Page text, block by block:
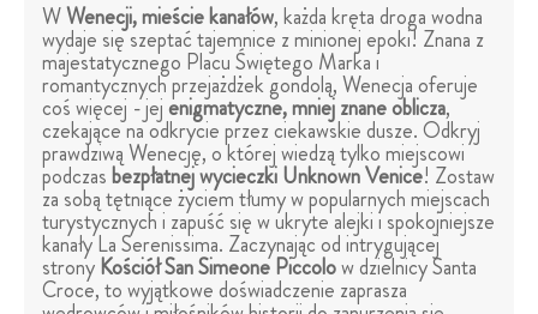
WWenecji, mieście kanałów, każda kręta droga wodna
wydaje się szeptać tajemnice z minionej epoki! Znana z
majestatycznego Placu Świętego Marka i
romantycznych przejażdżek gondolą, Wenecja oferuje
coś więcej - jejenigmatyczne, mniej znane oblicza,
czekające na odkrycie przez ciekawskie dusze. Odkryj
prawdziwą Wenecję, o której wiedzą tylko miejscowi
podczasbezpłatnej wycieczki Unknown Venice! Zostaw
za sobą tętniące życiem tłumy w popularnych miejscach
turystycznych i zapuść się w ukryte alejki i spokojniejsze
kanały La Serenissima. Zaczynając od intrygującej
stronyKościół San Simeone Piccolow dzielnicy Santa
Croce, to wyjątkowe doświadczenie zaprasza